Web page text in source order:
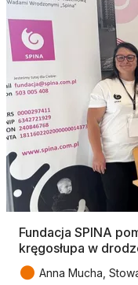
Fundacja SPINA
kręgosłupa w
● Anna Mucha,